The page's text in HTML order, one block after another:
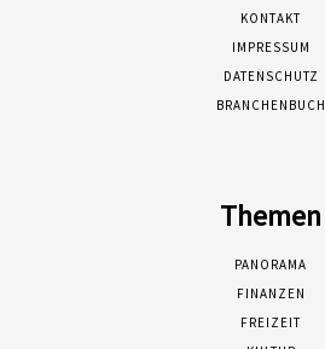
KONTAKT
IMPRESSUM
DATENSCHUTZ
BRANCHENBUCH
Themen
PANORAMA
FINANZEN
FREIZEIT